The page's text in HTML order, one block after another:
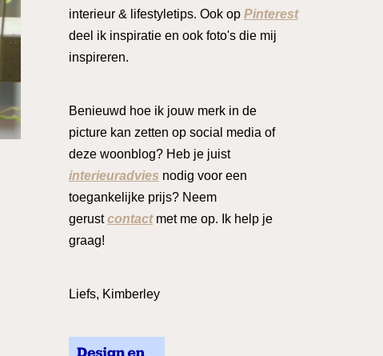
interieur & lifestyletips. Ook op Pinterest
deel ik inspiratie en ook foto's die mij
inspireren.
Benieuwd hoe ik jouw merk in de
picture kan zetten op social media of
deze woonblog? Heb je juist
interieuradvies nodig voor een
toegankelijke prijs? Neem
gerustcontactmet me op. Ik help je
graag!
Liefs, Kimberley